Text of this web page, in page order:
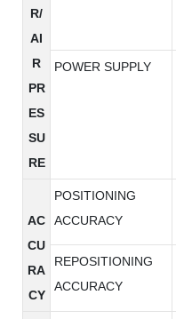
R/
AI
R
PR
ES
SU
RE
POWER SUPPLY
AC
CU
RA
CY
POSITIONING
ACCURACY
REPOSITIONING
ACCURACY